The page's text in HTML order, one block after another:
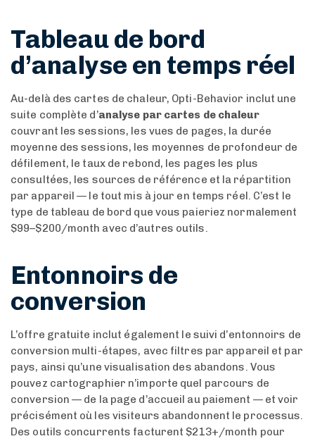
Tableau de bord
d’analyse en temps réel
Au-delà des cartes de chaleur, Opti-Behavior inclut une
suite complète d’analyse par cartes de chaleur
couvrant les sessions, les vues de pages, la durée
moyenne des sessions, les moyennes de profondeur de
défilement, le taux de rebond, les pages les plus
consultées, les sources de référence et la répartition
par appareil — le tout mis à jour en temps réel. C’est le
type de tableau de bord que vous paieriez normalement
$99–$200/month avec d’autres outils.
Entonnoirs de
conversion
L’offre gratuite inclut également le suivi d’entonnoirs de
conversion multi-étapes, avec filtres par appareil et par
pays, ainsi qu’une visualisation des abandons. Vous
pouvez cartographier n’importe quel parcours de
conversion — de la page d’accueil au paiement — et voir
précisément où les visiteurs abandonnent le processus.
Des outils concurrents facturent $213+/month pour